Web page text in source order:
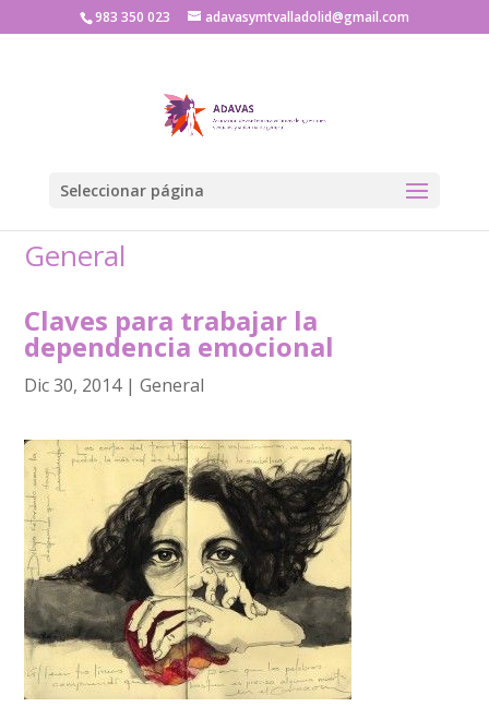
983 350 023 adavasymtvalladolid@gmail.com
Seleccionar página
General
Claves para trabajar la
dependencia emocional
Dic 30, 2014|General